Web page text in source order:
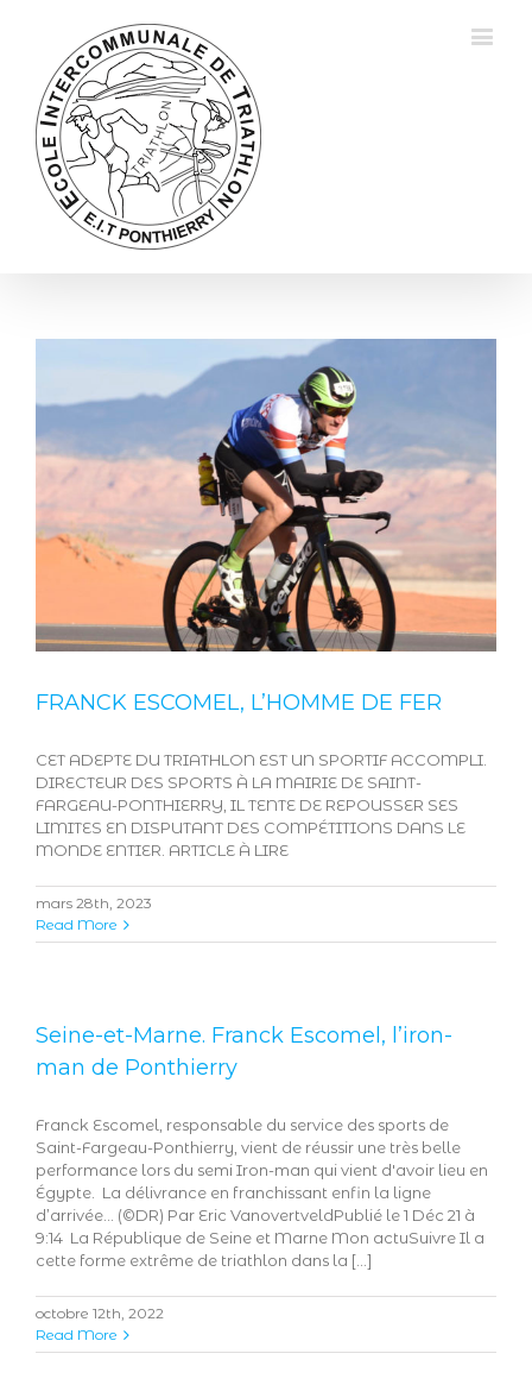
FRANCK ESCOMEL, L’HOMME DE FER
CET ADEPTE DU TRIATHLON EST UN SPORTIF ACCOMPLI.
DIRECTEUR DES SPORTS À LA MAIRIE DE SAINT-
FARGEAU-PONTHIERRY, IL TENTE DE REPOUSSER SES
LIMITES EN DISPUTANT DES COMPÉTITIONS DANS LE
MONDE ENTIER. ARTICLE À LIRE
mars 28th, 2023
Read More
Seine-et-Marne. Franck Escomel, l’iron-
man de Ponthierry
Franck Escomel, responsable du service des sports de
Saint-Fargeau-Ponthierry, vient de réussir une très belle
performance lors du semi Iron-man qui vient d'avoir lieu en
Égypte. La délivrance en franchissant enfin la ligne
d’arrivée… (©DR) Par Eric VanovertveldPublié le 1 Déc 21 à
9:14 La République de Seine et Marne Mon actuSuivre Il a
cette forme extrême de triathlon dans la [...]
octobre 12th, 2022
Read More